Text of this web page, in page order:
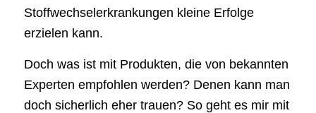
Stoffwechselerkrankungen kleine Erfolge
erzielen kann.
Doch was ist mit Produkten, die von bekannten
Experten empfohlen werden? Denen kann man
doch sicherlich eher trauen? So geht es mir mit